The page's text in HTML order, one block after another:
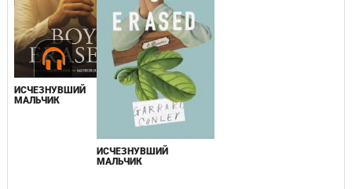
ИСЧЕЗНУВШИЙ
МАЛЬЧИК
ИСЧЕЗНУВШИЙ
МАЛЬЧИК